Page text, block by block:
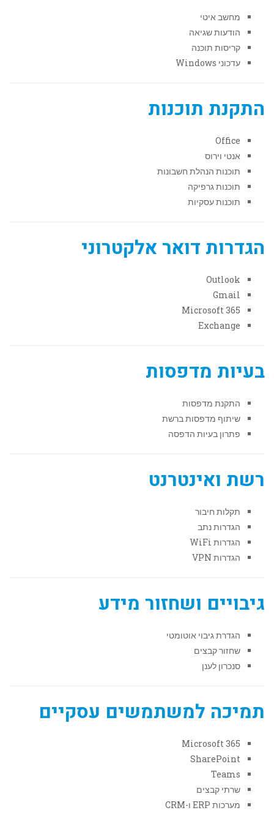
מחשב איטי
הודעות שגיאה
קריסות תוכנה
עדכוני Windows
התקנת תוכנות
Office
אנטי וירוס
תוכנות הנהלת חשבונות
תוכנות גרפיקה
תוכנות עסקיות
הגדרות דואר אלקטרוני
Outlook
Gmail
Microsoft 365
Exchange
בעיות מדפסות
התקנת מדפסות
שיתוף מדפסות ברשת
פתרון בעיות הדפסה
רשת ואינטרנט
תקלות חיבור
הגדרות נתב
הגדרות WiFi
הגדרות VPN
גיבויים ושחזור מידע
הגדרת גיבוי אוטומטי
שחזור קבצים
סנכרון לענן
תמיכה למשתמשים עסקיים
Microsoft 365
SharePoint
Teams
שרתי קבצים
מערכות ERP ו-CRM